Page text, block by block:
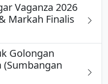
Vaganza 2026
Markah Finalis
Golongan
(Sumbangan